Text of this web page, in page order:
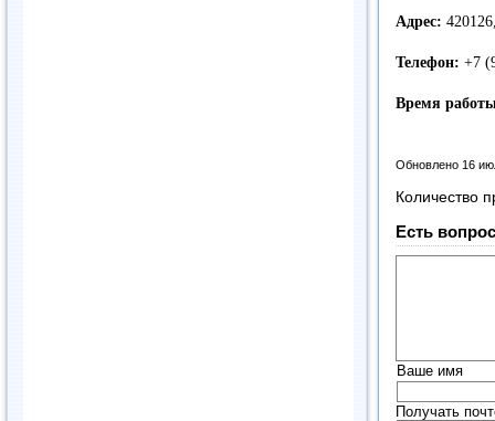
Адрес:
Телефон: +7
Время
Обновлено 16
Количество
Есть
Ваше имя
Получать